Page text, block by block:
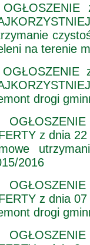
na terenie
drogi
z dnia
2016
z dnia
drogi